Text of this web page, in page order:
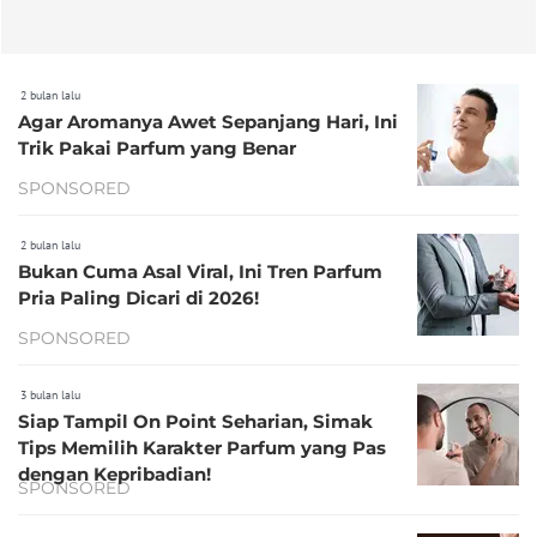
2 bulan lalu
Agar Aromanya Awet Sepanjang Hari, Ini
Trik Pakai Parfum yang Benar
SPONSORED
2 bulan lalu
Bukan Cuma Asal Viral, Ini Tren Parfum
Pria Paling Dicari di 2026!
SPONSORED
3 bulan lalu
Siap Tampil On Point Seharian, Simak
Tips Memilih Karakter Parfum yang Pas
dengan Kepribadian!
SPONSORED